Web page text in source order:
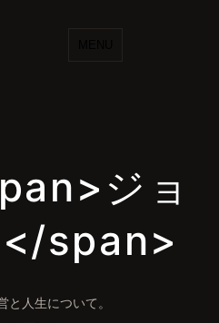
ジョ
span>
人生について。